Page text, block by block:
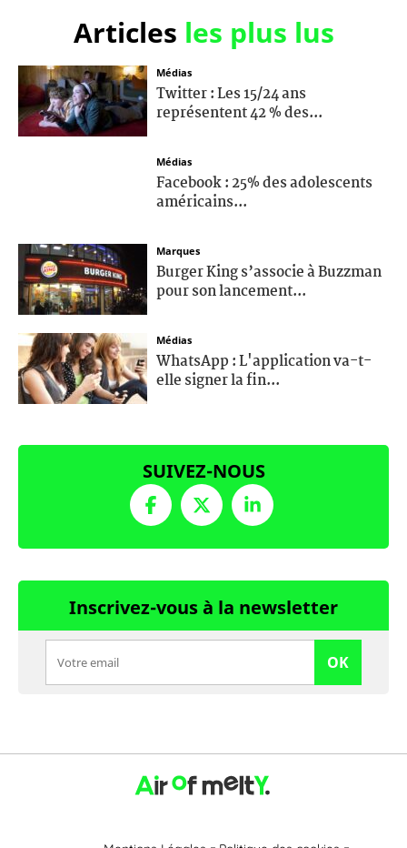
Articles les plus lus
Médias
Twitter : Les 15/24 ans
représentent 42 % des...
Médias
Facebook : 25% des adolescents
américains...
Marques
Burger King s’associe à Buzzman
pour son lancement...
Médias
WhatsApp : L'application va-t-
elle signer la fin...
SUIVEZ-NOUS
Inscrivez-vous à la newsletter
OK